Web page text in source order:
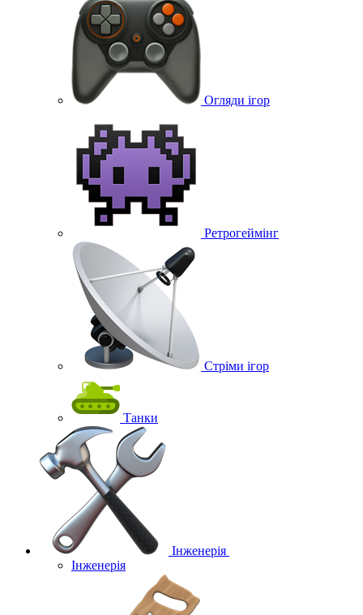
Огляди ігор
Ретрогеймінг
Стріми ігор
Танки
Інженерія
Інженерія